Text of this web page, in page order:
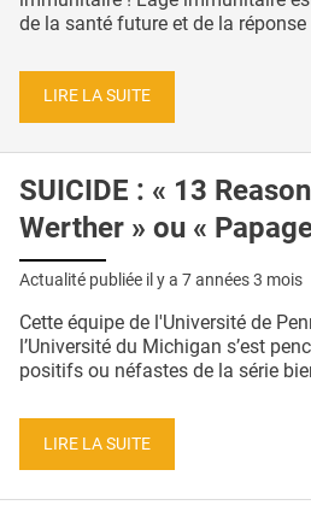
de la santé future et de la
LIRE LA SUITE
SUICIDE : « 13
Werther » ou «
Actualité publiée il y a 7 années 3 mois
Cette équipe de l'Université de
l’Université du Michigan s’est
positifs ou néfastes de la série
LIRE LA SUITE